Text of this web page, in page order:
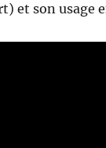
et son usage